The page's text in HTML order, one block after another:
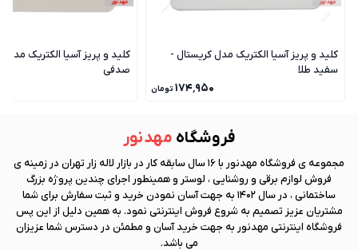
کلید و پریز آسیا الکتریک مدل کریستال -
سفید طلا
۱۷۴٬۹۵۰ تومان
کلید و پریز آسیا الکتریک مدل
صدفی
فروشگاه مهد نور
مجموعه ی فروشگاه مهد نور
با 16 سال سابقه کار در بازار لاله زار تهران در زمینه ی
فروش لوازم برقی و روشنایی ، لوستر و همینطور اجرای چندین پروژه بزرگ
ساختمانی ، در سال 1402 به جهت آسان نمودن خرید و ثبت سفارش برای شما
مشتریان عزیز تصمیم به شروع فروش اینترنتی نمود. به همین دلیل از این پس
فروشگاه اینترنتی مهد نور به جهت خرید آسان و مطمئن در دسترس شما عزیزان
می باشد.